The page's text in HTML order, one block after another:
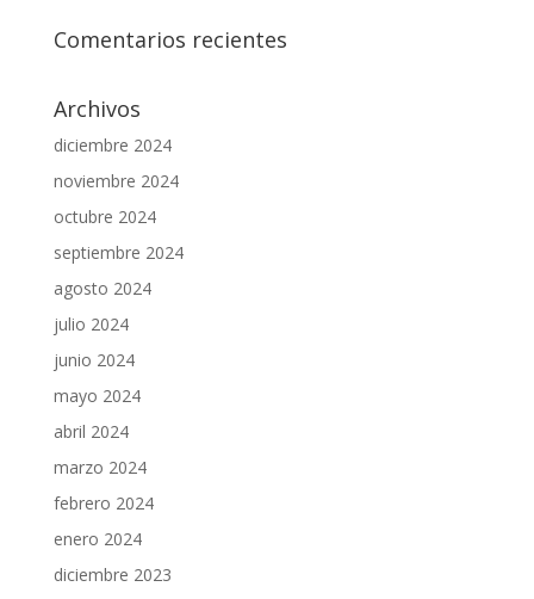
Comentarios recientes
Archivos
diciembre 2024
noviembre 2024
octubre 2024
septiembre 2024
agosto 2024
julio 2024
junio 2024
mayo 2024
abril 2024
marzo 2024
febrero 2024
enero 2024
diciembre 2023